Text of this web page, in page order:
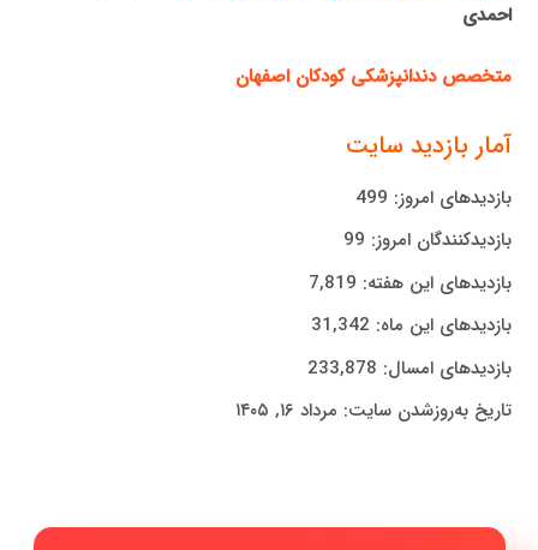
احمدی
متخصص دندانپزشکی کودکان اصفهان
آمار بازدید سایت
بازدیدهای امروز: 499
بازدیدکنندگان امروز: 99
بازدیدهای این هفته: 7,819
بازدیدهای این ماه: 31,342
بازدیدهای امسال: 233,878
تاریخ به‌روزشدن سایت: مرداد ۱۶, ۱۴۰۵